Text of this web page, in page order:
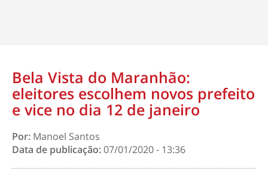
Bela Vista do Maranhão:
eleitores escolhem novos prefeito
e vice no dia 12 de janeiro
Por: Manoel Santos
Data de publicação:07/01/2020 - 13:36